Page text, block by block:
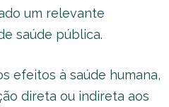
um relevante
saúde pública.
efeitos à saúde humana,
direta ou indireta aos